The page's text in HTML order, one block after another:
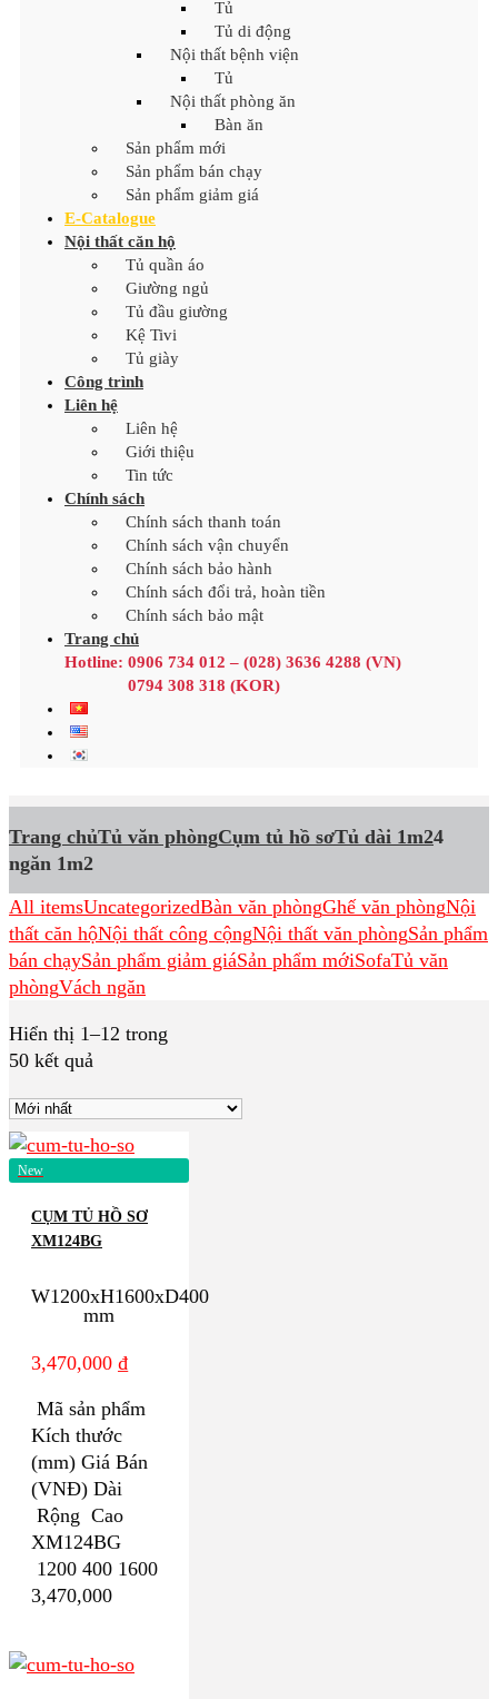
Tủ
Tủ di động
Nội thất bệnh viện
Tủ
Nội thất phòng ăn
Bàn ăn
Sản phẩm mới
Sản phẩm bán chạy
Sản phẩm giảm giá
E-Catalogue
Nội thất căn hộ
Tủ quần áo
Giường ngủ
Tủ đầu giường
Kệ Tivi
Tủ giày
Công trình
Liên hệ
Liên hệ
Giới thiệu
Tin tức
Chính sách
Chính sách thanh toán
Chính sách vận chuyển
Chính sách bảo hành
Chính sách đổi trả, hoàn tiền
Chính sách bảo mật
Trang chủ
Hotline: 0906 734 012 – (028) 3636 4288 (VN)
0794 308 318 (KOR)
Trang chủTủ văn phòngCụm tủ hồ sơTủ dài 1m24
ngăn 1m2
All itemsUncategorizedBàn văn phòngGhế văn phòngNội
thất căn hộNội thất công cộngNội thất văn phòngSản phẩm
bán chạySản phẩm giảm giáSản phẩm mớiSofaTủ văn
phòngVách ngăn
Hiển thị 1–12 trong
50 kết quả
New
CỤM TỦ HỒ SƠ
XM124BG
W1200xH1600xD400
mm
3,470,000 ₫
Mã sản phẩm
Kích thước
(mm) Giá Bán
(VNĐ) Dài
Rộng Cao
XM124BG
1200 400 1600
3,470,000